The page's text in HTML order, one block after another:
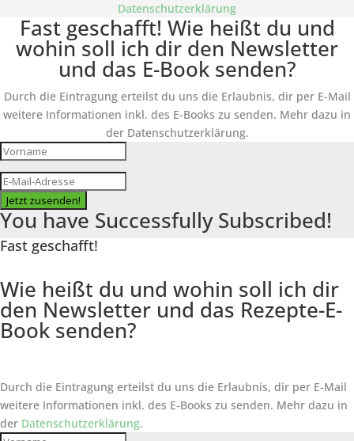
Datenschutzerklärung
Fast geschafft! Wie heißt du und
wohin soll ich dir den Newsletter
und das E-Book senden?
Durch die Eintragung erteilst du uns die Erlaubnis, dir per E-Mail
weitere Informationen inkl. des E-Books zu senden. Mehr dazu in
der Datenschutzerklärung.
Jetzt zusenden!
You have Successfully Subscribed!
Fast geschafft!
Wie heißt du und wohin soll ich dir
den Newsletter und das Rezepte-E-
Book senden?
Durch die Eintragung erteilst du uns die Erlaubnis, dir per E-Mail
weitere Informationen inkl. des E-Books zu senden. Mehr dazu in
der Datenschutzerklärung.